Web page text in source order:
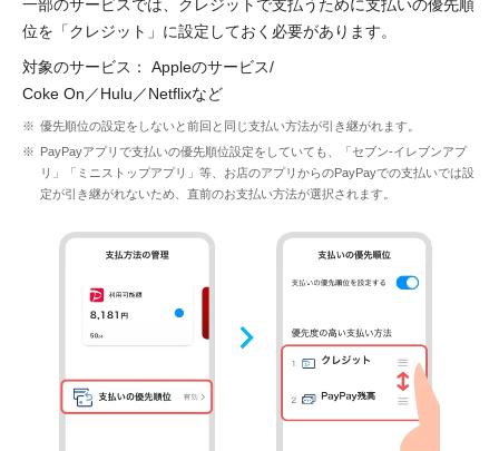
一部のサービスでは、クレジットで支払うために支払いの優先順
位を「クレジット」に設定しておく必要があります。
対象のサービス： Appleのサービス/
Coke On／Hulu／Netflixなど
優先順位の設定をしないと前回と同じ支払い方法が引き継がれます。
PayPayアプリで支払いの優先順位設定をしていても、「セブン-イレブンアプ
リ」「ミニストップアプリ」等、お店のアプリからのPayPayでの支払いでは設
定が引き継がれないため、直前のお支払い方法が選択されます。